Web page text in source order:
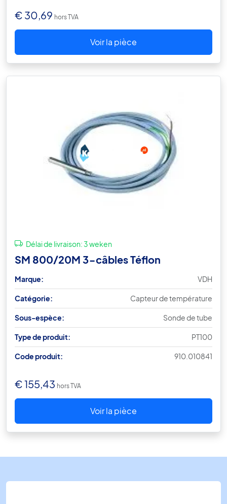
€ 30,69 hors TVA
Voir la pièce
Délai de livraison:3 weken
SM 800/20M 3-câbles Téflon
Marque: VDH
Catégorie: Capteur de température
Sous-espèce: Sonde de tube
Type de produit: PT100
Code produit: 910.010841
€155,43 hors TVA
Voir la pièce